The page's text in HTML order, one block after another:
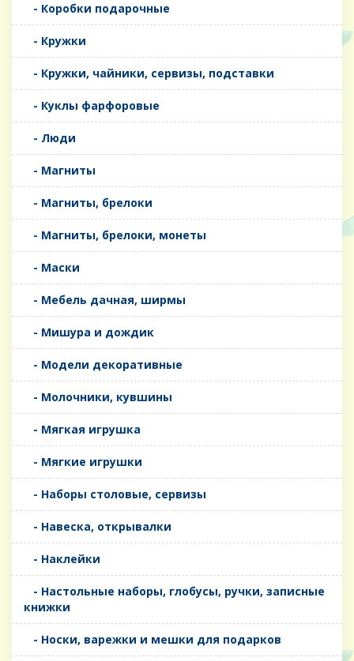
- Коробки подарочные
- Кружки
- Кружки, чайники, сервизы, подставки
- Куклы фарфоровые
- Люди
- Магниты
- Магниты, брелоки
- Магниты, брелоки, монеты
- Маски
- Мебель дачная, ширмы
- Мишура и дождик
- Модели декоративные
- Молочники, кувшины
- Мягкая игрушка
- Мягкие игрушки
- Наборы столовые, сервизы
- Навеска, открывалки
- Наклейки
- Настольные наборы, глобусы, ручки, записные
книжки
- Носки, варежки и мешки для подарков